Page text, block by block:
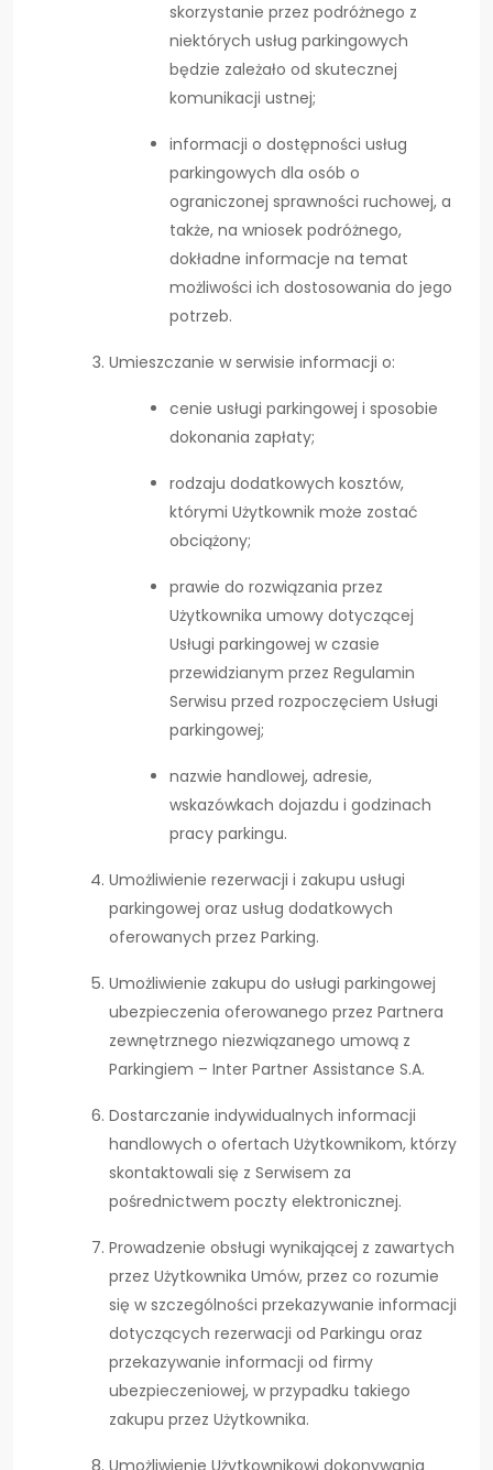
skorzystanie przez podróżnego z
niektórych usług parkingowych
będzie zależało od skutecznej
komunikacji ustnej;
informacji o dostępności usług
parkingowych dla osób o
ograniczonej sprawności ruchowej, a
także, na wniosek podróżnego,
dokładne informacje na temat
możliwości ich dostosowania do jego
potrzeb.
Umieszczanie w serwisie informacji o:
cenie usługi parkingowej i sposobie
dokonania zapłaty;
rodzaju dodatkowych kosztów,
którymi Użytkownik może zostać
obciążony;
prawie do rozwiązania przez
Użytkownika umowy dotyczącej
Usługi parkingowej w czasie
przewidzianym przez Regulamin
Serwisu przed rozpoczęciem Usługi
parkingowej;
nazwie handlowej, adresie,
wskazówkach dojazdu i godzinach
pracy parkingu.
Umożliwienie rezerwacji i zakupu usługi
parkingowej oraz usług dodatkowych
oferowanych przez Parking.
Umożliwienie zakupu do usługi parkingowej
ubezpieczenia oferowanego przez Partnera
zewnętrznego niezwiązanego umową z
Parkingiem – Inter Partner Assistance S.A.
Dostarczanie indywidualnych informacji
handlowych o ofertach Użytkownikom, którzy
skontaktowali się z Serwisem za
pośrednictwem poczty elektronicznej.
Prowadzenie obsługi wynikającej z zawartych
przez Użytkownika Umów, przez co rozumie
się w szczególności przekazywanie informacji
dotyczących rezerwacji od Parkingu oraz
przekazywanie informacji od firmy
ubezpieczeniowej, w przypadku takiego
zakupu przez Użytkownika.